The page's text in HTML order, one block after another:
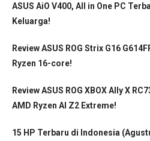
ASUS AiO V400, All in One PC
Keluarga!
Review ASUS ROG Strix G16
Ryzen 16-core!
Review ASUS ROG XBOX Ally X
AMD Ryzen AI Z2 Extreme!
15 HP Terbaru di Indonesia